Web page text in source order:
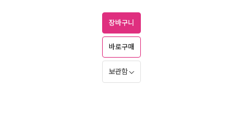
장바구니
바로구매
보관함